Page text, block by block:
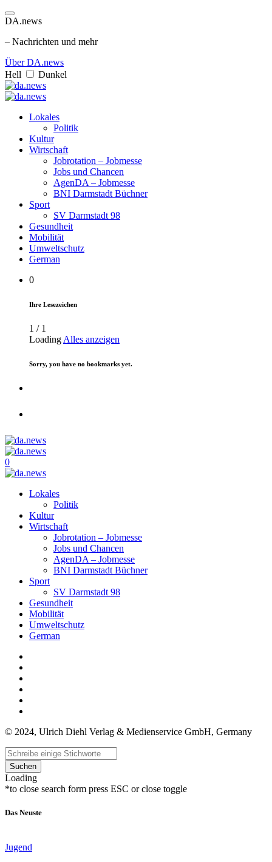
DA.news
– Nachrichten und mehr
Über DA.news
Hell
Dunkel
Lokales
Politik
Kultur
Wirtschaft
Jobrotation – Jobmesse
Jobs und Chancen
AgenDA – Jobmesse
BNI Darmstadt Büchner
Sport
SV Darmstadt 98
Gesundheit
Mobilität
Umweltschutz
German
0
Ihre Lesezeichen
1 / 1
Loading Alles anzeigen
Sorry, you have no bookmarks yet.
0
Lokales
Politik
Kultur
Wirtschaft
Jobrotation – Jobmesse
Jobs und Chancen
AgenDA – Jobmesse
BNI Darmstadt Büchner
Sport
SV Darmstadt 98
Gesundheit
Mobilität
Umweltschutz
German
© 2024, Ulrich Diehl Verlag & Medienservice GmbH, Germany
Suchen
Loading
*to close search form press ESC or close toggle
Das Neuste
Jugend